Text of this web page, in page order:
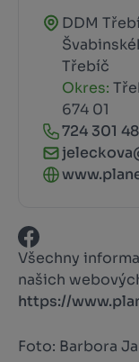
DDM
Třebíč
Okres:
674 01
724 301
Všechny
našich
https://
Foto: Barbora